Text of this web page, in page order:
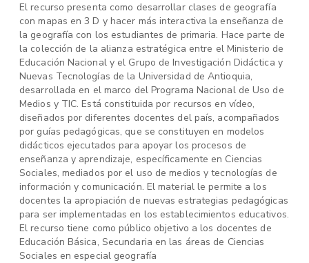
El recurso presenta como desarrollar clases de geografía
con mapas en 3 D y hacer más interactiva la enseñanza de
la geografía con los estudiantes de primaria. Hace parte de
la colección de la alianza estratégica entre el Ministerio de
Educación Nacional y el Grupo de Investigación Didáctica y
Nuevas Tecnologías de la Universidad de Antioquia,
desarrollada en el marco del Programa Nacional de Uso de
Medios y TIC. Está constituida por recursos en vídeo,
diseñados por diferentes docentes del país, acompañados
por guías pedagógicas, que se constituyen en modelos
didácticos ejecutados para apoyar los procesos de
enseñanza y aprendizaje, específicamente en Ciencias
Sociales, mediados por el uso de medios y tecnologías de
información y comunicación. El material le permite a los
docentes la apropiación de nuevas estrategias pedagógicas
para ser implementadas en los establecimientos educativos.
El recurso tiene como público objetivo a los docentes de
Educación Básica, Secundaria en las áreas de Ciencias
Sociales en especial geografía